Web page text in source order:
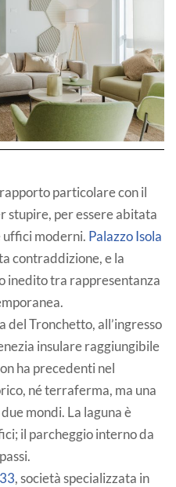
particolare con il
stupire, per essere abitata
uffici moderni. Palazzo Isola
contraddizione, e la
inedito tra rappresentanza
del Tronchetto, all’ingresso
insulare raggiungibile
ha precedenti nel
né terraferma, ma una
mondi. La laguna è
il parcheggio interno da
, società specializzata in